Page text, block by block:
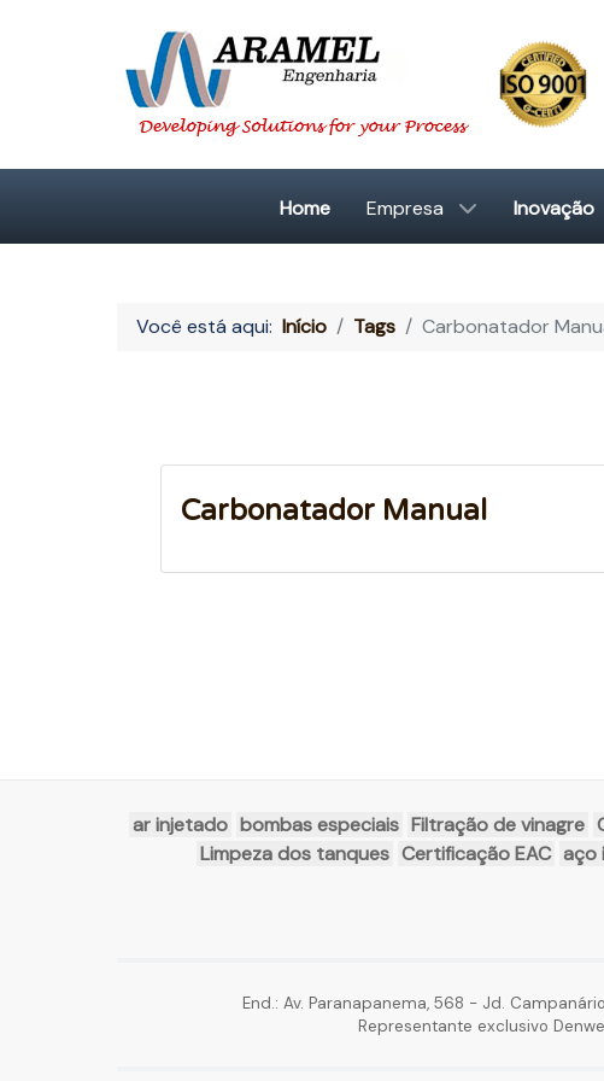
Home Empresa Inovação
Você está aqui: Início Tags Carbonatador
Carbonatador Manual
ar injetado bombas especiais Filtração de vinagre
Limpeza dos tanques Certificação EAC aço
End.: Av. Paranapanema, 568 - Jd.
Representante exclusivo